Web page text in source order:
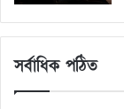
সর্বাধিক পঠিত